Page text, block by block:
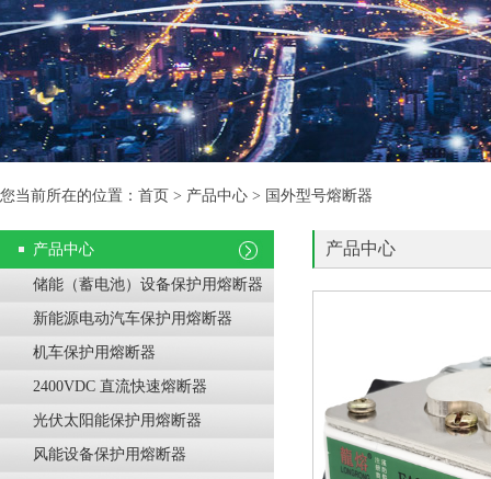
您当前所在的位置：首页 > 产品中心 > 国外型号熔断器
产品中心
储能（蓄电池）设备保护用熔断器
新能源电动汽车保护用熔断器
机车保护用熔断器
2400VDC 直流快速熔断器
光伏太阳能保护用熔断器
风能设备保护用熔断器
产品中心